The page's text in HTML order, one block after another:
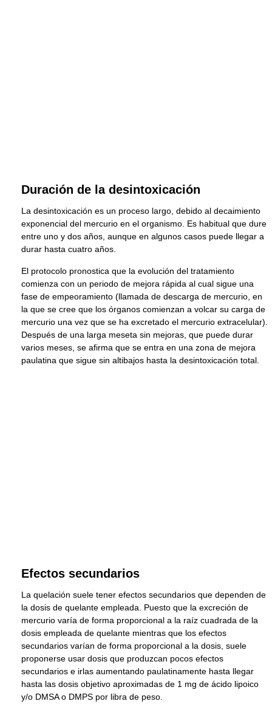
Duración de la desintoxicación
La desintoxicación es un proceso largo, debido al decaimiento
exponencial del mercurio en el organismo. Es habitual que dure
entre uno y dos años, aunque en algunos casos puede llegar a
durar hasta cuatro años.
El protocolo pronostica que la evolución del tratamiento
comienza con un periodo de mejora rápida al cual sigue una
fase de empeoramiento (llamada de descarga de mercurio, en
la que se cree que los órganos comienzan a volcar su carga de
mercurio una vez que se ha excretado el mercurio extracelular).
Después de una larga meseta sin mejoras, que puede durar
varios meses, se afirma que se entra en una zona de mejora
paulatina que sigue sin altibajos hasta la desintoxicación total.
Efectos secundarios
La quelación suele tener efectos secundarios que dependen de
la dosis de quelante empleada. Puesto que la excreción de
mercurio varía de forma proporcional a la raíz cuadrada de la
dosis empleada de quelante mientras que los efectos
secundarios varían de forma proporcional a la dosis, suele
proponerse usar dosis que produzcan pocos efectos
secundarios e irlas aumentando paulatinamente hasta llegar
hasta las dosis objetivo aproximadas de 1 mg de ácido lipoico
y/o DMSA o DMPS por libra de peso.